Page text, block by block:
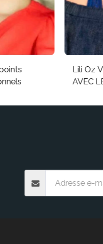
Lili Oz VOYAGE INITIATIQUE
AVEC